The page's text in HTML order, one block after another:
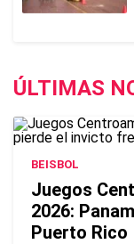
ÚLTIMAS
BEISBOL
Juegos
2026:
Puerto Rico